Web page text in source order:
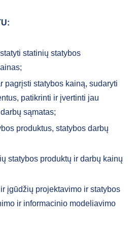
statinių statybos
pagrįsti statybos kainą, sudaryti
patikrinti ir įvertinti jau
sąmatas;
produktus, statybos darbų
statybos produktų ir darbų kainų
įgūdžių projektavimo ir statybos
ir informacinio modeliavimo